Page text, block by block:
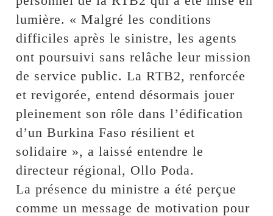
lumière. « Malgré les conditions
difficiles après le sinistre, les agents
ont poursuivi sans relâche leur mission
de service public. La RTB2, renforcée
et revigorée, entend désormais jouer
pleinement son rôle dans l’édification
d’un Burkina Faso résilient et
solidaire », a laissé entendre le
directeur régional, Ollo Poda.
La présence du ministre a été perçue
comme un message de motivation pour